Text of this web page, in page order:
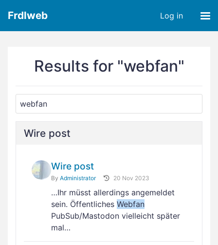
Frdlweb Log in
Results for "webfan"
Wire post
Wire post
By Administrator 20 Nov 2023
…Ihr müsst allerdings angemeldet
sein. Öffentliches Webfan
PubSub/Mastodon vielleicht später
mal…